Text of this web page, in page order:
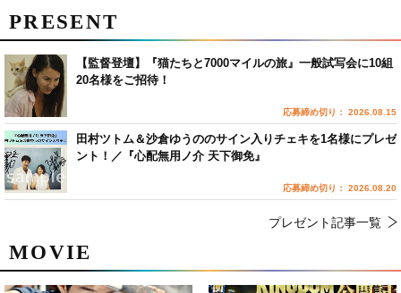
MOVIE
PRESENT
【監督登壇】『猫たちと7000マイルの旅』一般試写会に10組
20名様をご招待！
応募締め切り： 2026.08.15
田村ツトム＆沙倉ゆうののサイン入りチェキを1名様にプレゼ
ント！／『心配無用ノ介 天下御免』
応募締め切り： 2026.08.20
プレゼント記事一覧